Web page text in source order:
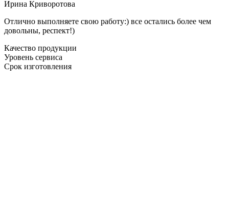
Ирина Криворотова
Отлично выполняете свою работу:) все остались более чем
довольны, респект!)
Качество продукции
Уровень сервиса
Срок изготовления